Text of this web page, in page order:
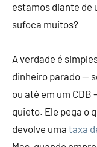
estamos diante de
sufoca muitos?
A verdade é
dinheiro parado —
ou até em um
quieto. Ele pega o
devolve uma taxa